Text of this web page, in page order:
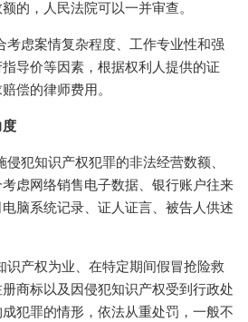
的，人民法院可以一并审查。
虑案情复杂程度、工作专业性和强
导价等因素，根据权利人提供的证
偿的律师费用。
度
犯知识产权犯罪的非法经营数额、
虑网络销售电子数据、银行账户往来
脑系统记录、证人证言、被告人供述
产权为业、在特定期间假冒抢险救
商标以及因侵犯知识产权受到行政处
犯罪的情形，依法从重处罚，一般不